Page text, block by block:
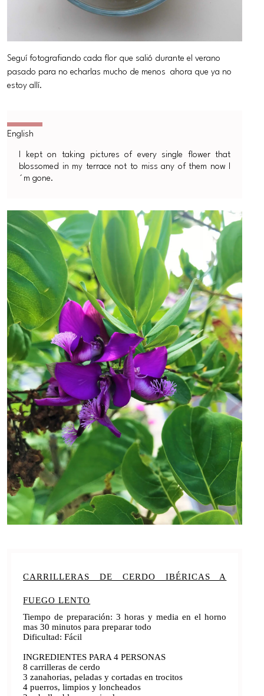
Seguí fotografiando cada flor que salió durante el verano
pasado para no echarlas mucho de menos ahora que ya no
estoy allí.
I kept on taking pictures of every single flower that
blossomed in my terrace not to miss any of them now I
´m gone.
CARRILLERAS DE CERDO IBÉRICAS A
FUEGO LENTO
Tiempo de preparación: 3 horas y media en el horno
mas 30 minutos para preparar todo
Dificultad: Fácil
INGREDIENTES PARA 4 PERSONAS
8 carrilleras de cerdo
3 zanahorias, peladas y cortadas en trocitos
4 puerros, limpios y loncheados